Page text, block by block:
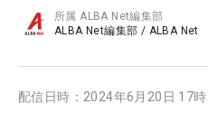
所属ALBA Net編集部
ALBA Net編集部 / ALBA Net
配信日時： 2024年6月20日 17